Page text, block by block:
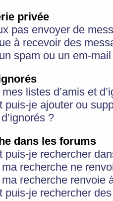
privée
pas envoyer de
à recevoir des
spam ou un em-
listes d’amis et
puis-je ajouter ou
?
dans les forums
puis-je rechercher
recherche ne
recherche renvoie
puis-je rechercher